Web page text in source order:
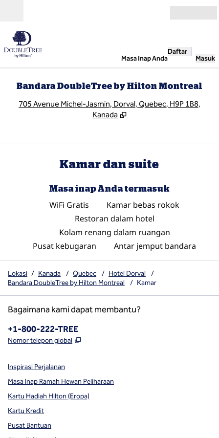
Masa Inap Anda
Daftar
Masuk
Bandara DoubleTree by Hilton Montreal
705 Avenue Michel-Jasmin, Dorval, Quebec, H9P 1B8,
Kanada
Kamar dan suite
Masa inap Anda termasuk
WiFi Gratis
Kamar bebas rokok
Restoran dalam hotel
Kolam renang dalam ruangan
Pusat kebugaran
Antar jemput bandara
Lokasi / Kanada / Quebec / Hotel Dorval
/
Bandara DoubleTree by Hilton Montreal
/ Kamar
Bagaimana kami dapat membantu?
Telepon:
+1-800-222-TREE
Nomor telepon global ,
Inspirasi Perjalanan
Masa Inap Ramah Hewan Peliharaan
Kartu Hadiah Hilton (Eropa)
Kartu Kredit
Pusat Bantuan